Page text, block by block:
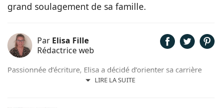
grand soulagement de sa famille.
Par Elisa Fille
Rédactrice web
LIRE LA SUITE
Passionnée d’écriture, Elisa a décidé d’orienter sa carrière
professionnelle dans l’univers de la rédaction. Trouvant son